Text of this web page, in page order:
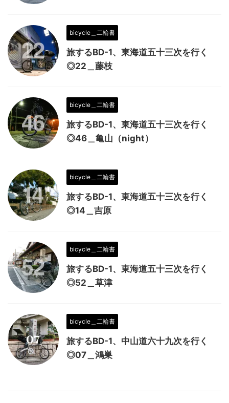
bicycle＿二輪書
旅するBD-1、東海道五十三次を行く
◎22＿藤枝
bicycle＿二輪書
旅するBD-1、東海道五十三次を行く
◎46＿亀山（night）
bicycle＿二輪書
旅するBD-1、東海道五十三次を行く
◎14＿吉原
bicycle＿二輪書
旅するBD-1、東海道五十三次を行く
◎52＿草津
bicycle＿二輪書
旅するBD-1、中山道六十九次を行く
◎07＿鴻巣